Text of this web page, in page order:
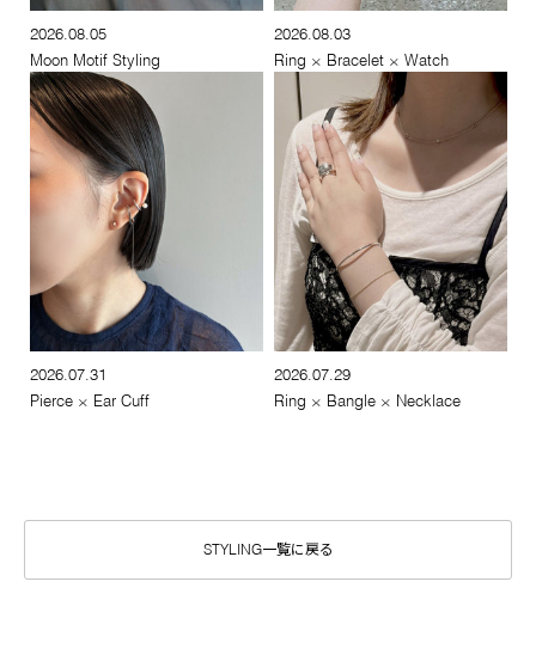
2026.08.05
Moon Motif Styling
2026.08.03
Ring × Bracelet × Watch
2026.07.31
Pierce × Ear Cuff
2026.07.29
Ring × Bangle × Necklace
STYLING一覧に戻る